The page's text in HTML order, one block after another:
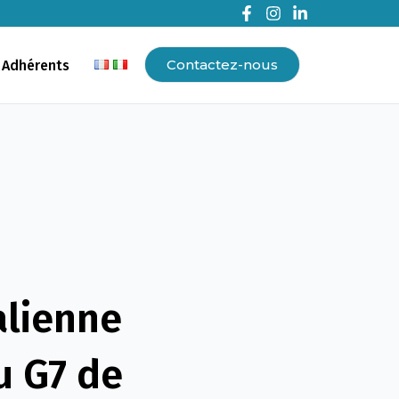
Contactez-nous
G7 de